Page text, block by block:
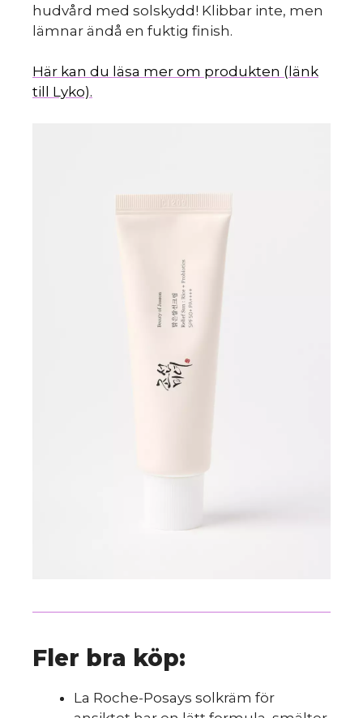
hudvård med solskydd! Klibbar inte, men
lämnar ändå en fuktig finish.
Här kan du läsa mer om produkten (länk
till Lyko).
Fler bra köp:
La Roche-Posays solkräm för